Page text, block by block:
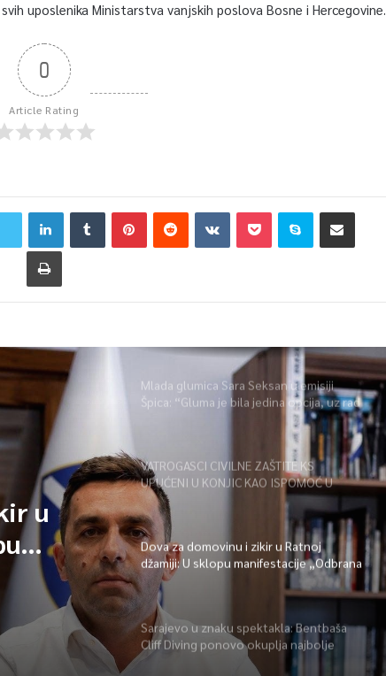
uposlenika Ministarstva vanjskih poslova Bosne i Hercegovine.
0
Article Rating
i
Mlada glumica Sara Seksan u emisiji
Špica: “Gluma je bila jedina opcija, uz rad
VATROGASCI CIVILNE ZAŠTITE KS
UPUĆENI U KONJIC KAO ISPOMOĆ U
GAŠENJU POŽARA
Dova za domovinu i zikir u Ratnoj
džamiji: U sklopu manifestacije „Odbrana
BiH – Igman 2026“ odana počast
herojima
Sarajevo u znaku spektakla: Bentbaša
Cliff Diving ponovo okuplja najbolje
skakače i vrhunsku zabavu